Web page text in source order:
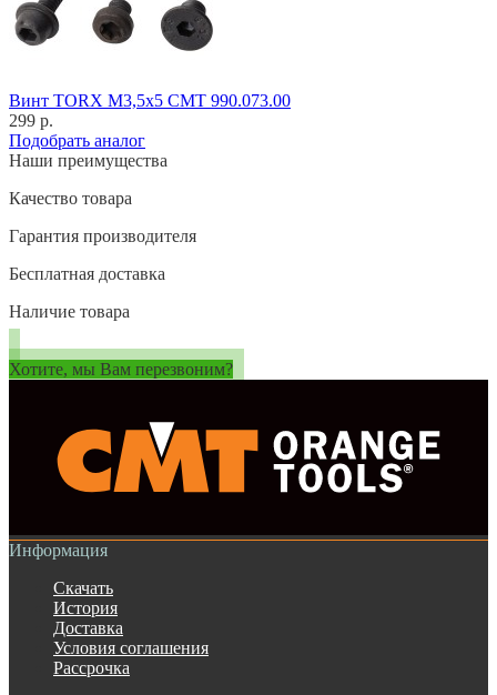
Винт TORX M3,5x5 CMT 990.073.00
299 р.
Подобрать аналог
Наши преимущества
Качество товара
Гарантия производителя
Бесплатная доставка
Наличие товара
Хотите, мы Вам перезвоним?
Информация
Скачать
История
Доставка
Условия соглашения
Рассрочка